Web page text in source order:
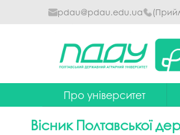
pdau@pdau.edu.ua
Про університет
Ректор
Вісник Полтавської